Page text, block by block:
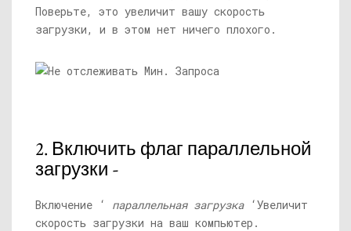
Поверьте, это увеличит вашу скорость
загрузки, и в этом нет ничего плохого.
2. Включить флаг параллельной
загрузки -
Включение ‘ параллельная загрузка‘Увеличит
скорость загрузки на ваш компьютер.